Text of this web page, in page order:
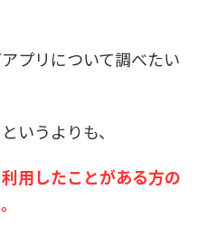
プリについて調べたい
いうよりも、
用したことがある方の